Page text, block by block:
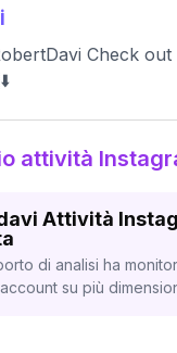
Check
attività
Attività
di analisi ha
su più